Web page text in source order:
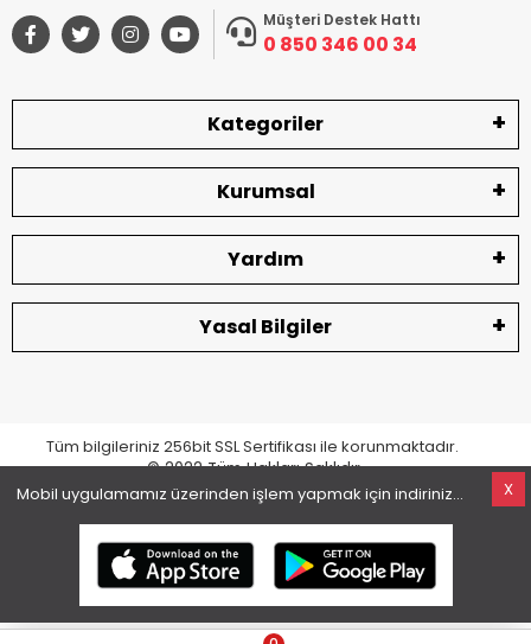
Müşteri Destek Hattı
0 850 346 00 34
Kategoriler
Kurumsal
Yardım
Yasal Bilgiler
Tüm bilgileriniz 256bit SSL Sertifikası ile korunmaktadır.
© 2022Tüm Hakları Saklıdır
X
Mobil uygulamamız üzerinden işlem yapmak için indiriniz...
superKET E-ticaret ve Pazaryeri Entegrasyon Çözümleri